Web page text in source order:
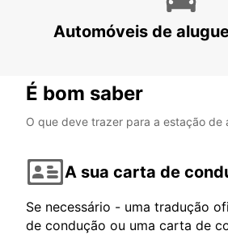
LJUBLJANA - SLOVENIA
Automóveis de
É bom saber
O que deve trazer para a estação de
A sua carta de
Se necessário - uma tradução
de condução ou uma carta de